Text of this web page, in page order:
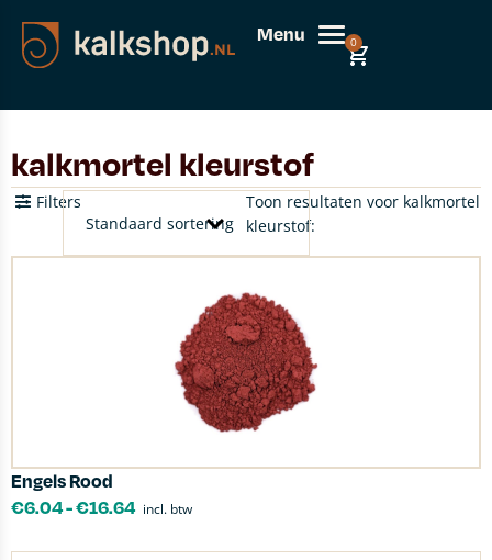
Menu 0
kalkmortel kleurstof
Toon resultaten voor kalkmortel
kleurstof:
Filters
Engels Rood
€6.04-€16.64 incl. btw